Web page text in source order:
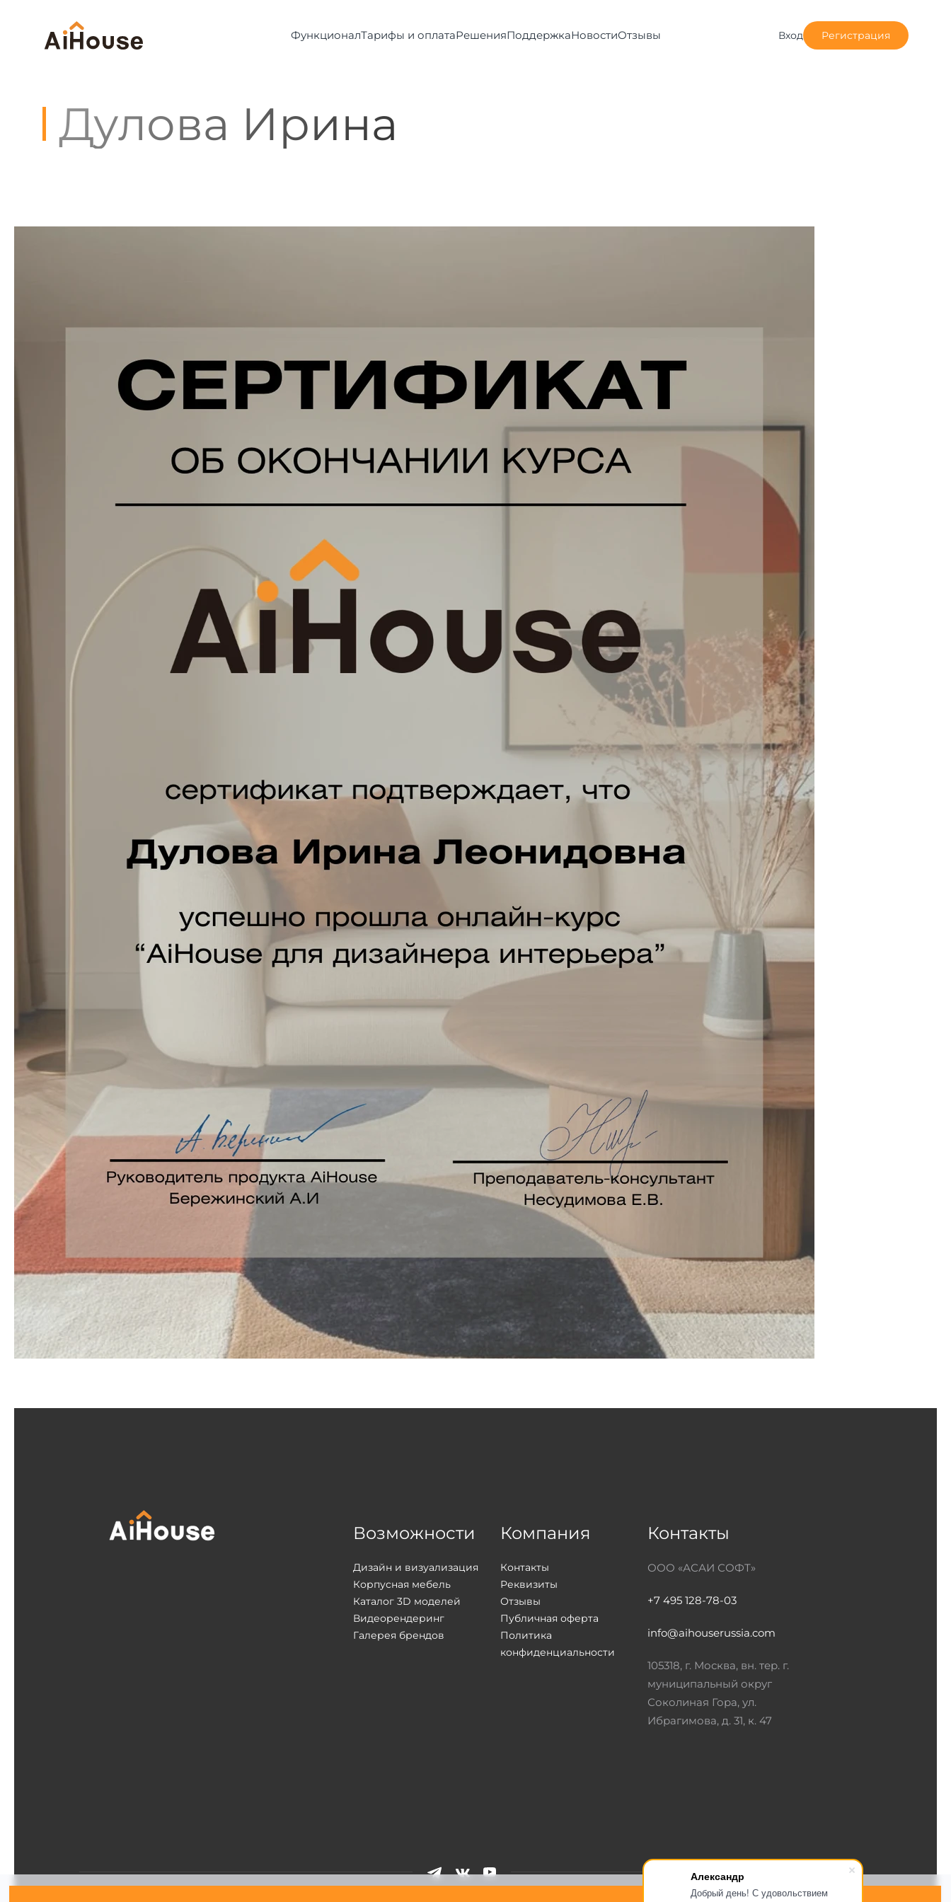
Александр
Добрый день! С удовольствием
ФункционалТарифы и оплатаРешенияПоддержкаНовостиОтзывы Вход Регистрация
Дулова Ирина
Возможности
Дизайн и визуализация
Корпусная мебель
Каталог 3D моделей
Видеорендеринг
Галерея брендов
Компания
Контакты
Реквизиты
Отзывы
Публичная оферта
Политика
конфиденциальности
Контакты
ООО «АСАИ СОФТ»
+7 495 128-78-03
info@aihouserussia.com
105318, г. Москва, вн. тер. г.
муниципальный округ
Соколиная Гора, ул.
Ибрагимова, д. 31, к. 47